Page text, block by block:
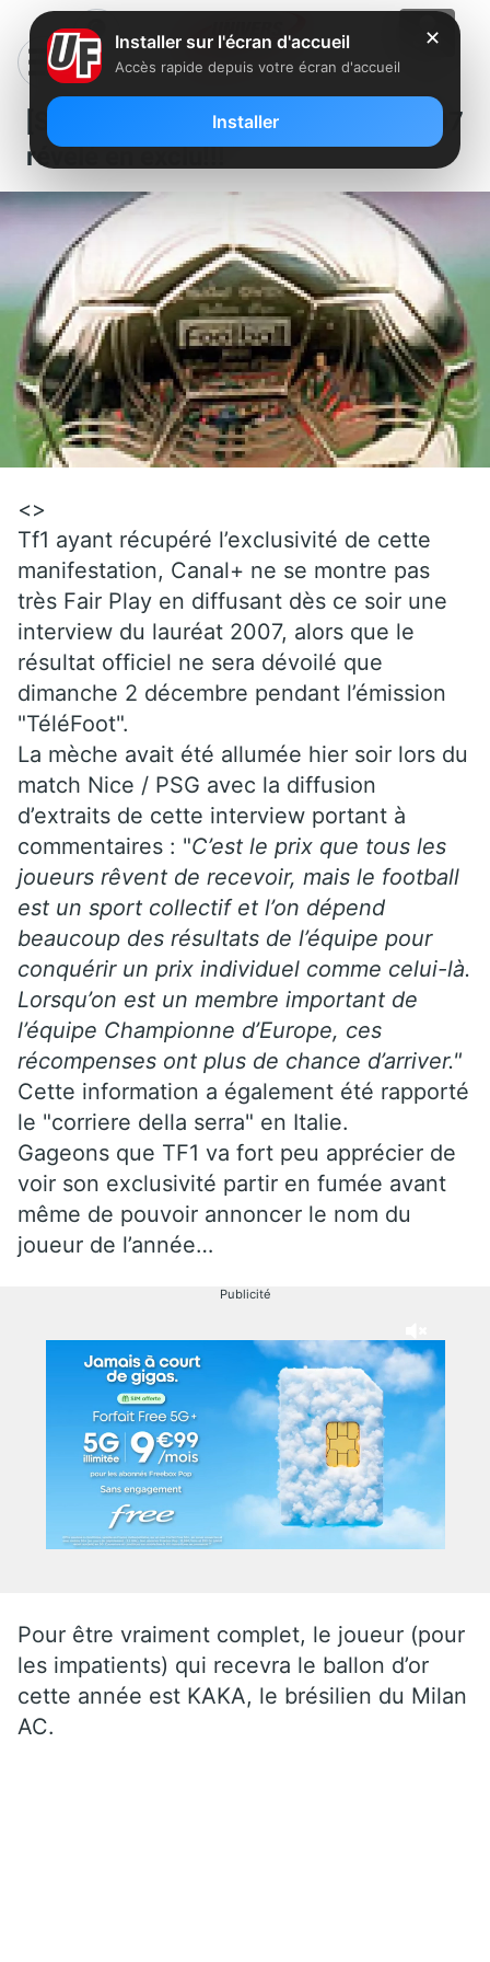
[Sport] Le nom du ballon d’or 2007
révélé en exclu!!!
<>
Tf1 ayant récupéré l’exclusivité de cette
manifestation, Canal+ ne se montre pas
très Fair Play en diffusant dès ce soir une
interview du lauréat 2007, alors que le
résultat officiel ne sera dévoilé que
dimanche 2 décembre pendant l’émission
"TéléFoot".
La mèche avait été allumée hier soir lors du
match Nice / PSG avec la diffusion
d’extraits de cette interview portant à
commentaires : "C’est le prix que tous les
joueurs rêvent de recevoir, mais le football
est un sport collectif et l’on dépend
beaucoup des résultats de l’équipe pour
conquérir un prix individuel comme celui-là.
Lorsqu’on est un membre important de
l’équipe Championne d’Europe, ces
récompenses ont plus de chance d’arriver."
Cette information a également été rapporté
le "corriere della serra" en Italie.
Gageons que TF1 va fort peu apprécier de
voir son exclusivité partir en fumée avant
même de pouvoir annoncer le nom du
joueur de l’année…
Publicité
Pour être vraiment complet, le joueur (pour
les impatients) qui recevra le ballon d’or
cette année est KAKA, le brésilien du Milan
AC.
✕
Installer sur l'écran d'accueil
Accès rapide depuis votre écran d'accueil
Installer